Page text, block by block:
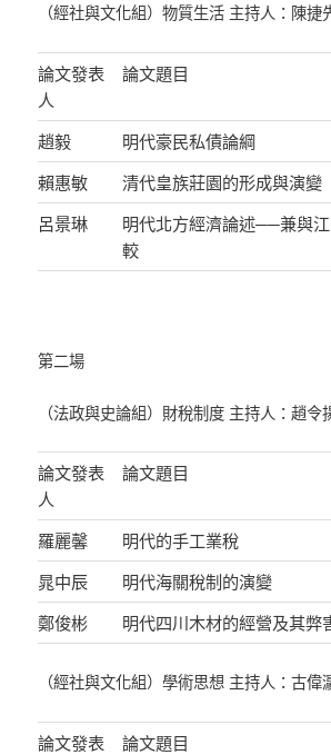
（經社與文化組）物質生活 主持人：陳捷
論文發表
人
論文題目
趙毅 明代豪民私債論綱
賴惠敏
清代皇族莊園的形成與演變
呂景琳
明代北方經濟論述──兼與
較
第二場
（法政與史論組）財稅制度 主持人：趙令
論文發表
人
論文題目
羅麗馨 明代的手工業稅
晁中辰
明代海關稅制的演變
鄭俊彬
明代四川木材的經營及其弊
（經社與文化組）學術思想 主持人：古偉
論文發表
論文題目